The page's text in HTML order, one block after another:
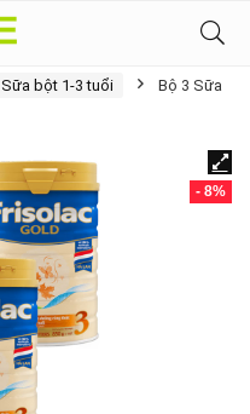
Sữa bột 1-3 tuổi
Bộ 3 Sữa
- 8%